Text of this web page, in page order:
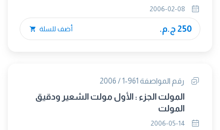
250 ج.م. أضف للسلة
رقم المواصفة 961-1 / 2006
المولت الجزء : الأول مولت الشعير ودقيق
المولت